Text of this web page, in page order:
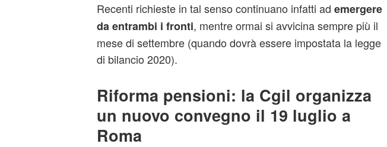
Recenti richieste in tal senso continuano infatti ad emergere
da entrambi i fronti, mentre ormai si avvicina sempre più il
mese di settembre (quando dovrà essere impostata la legge
di bilancio 2020).
Riforma pensioni: la Cgil organizza
un nuovo convegno il 19 luglio a
Roma